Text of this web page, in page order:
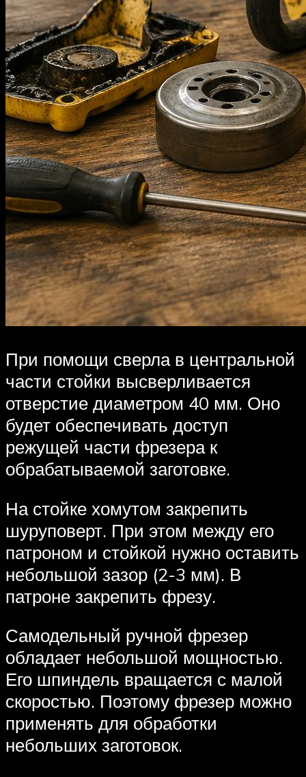
При помощи сверла в центральной
части стойки высверливается
отверстие диаметром 40 мм. Оно
будет обеспечивать доступ
режущей части фрезера к
обрабатываемой заготовке.
На стойке хомутом закрепить
шуруповерт. При этом между его
патроном и стойкой нужно оставить
небольшой зазор (2-3 мм). В
патроне закрепить фрезу.
Самодельный ручной фрезер
обладает небольшой мощностью.
Его шпиндель вращается с малой
скоростью. Поэтому фрезер можно
применять для обработки
небольших заготовок.